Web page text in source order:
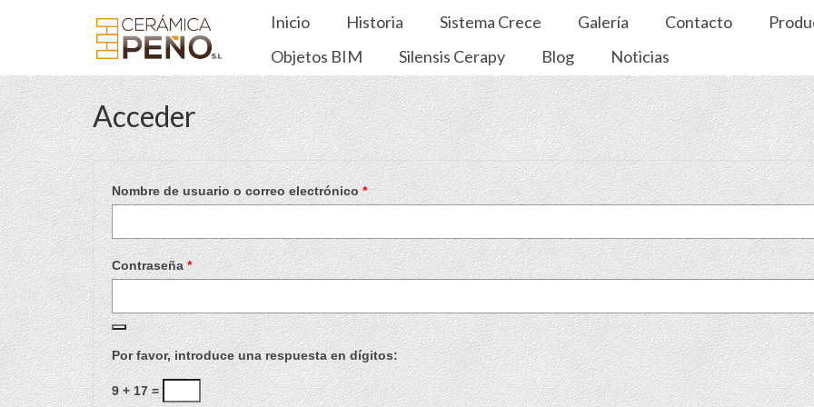
Inicio Historia Sistema Crece Galería Contacto
Objetos BIM
Silensis Cerapy Blog Noticias
Acceder
Nombre de usuario o correo electrónico*Obligatorio
Contraseña*Obligatorio
Por favor, introduce una respuesta en dígitos:
9 + 17 =